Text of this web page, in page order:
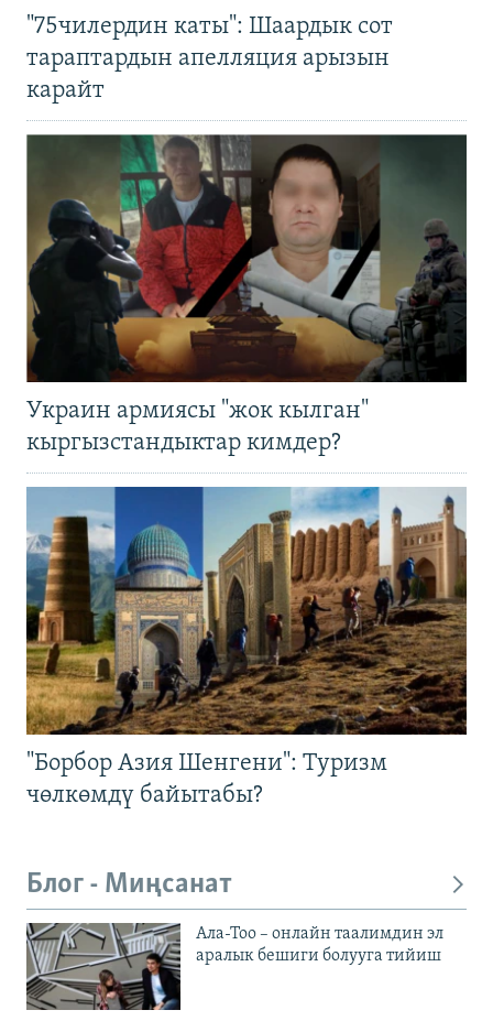
"75чилердин каты": Шаардык сот
тараптардын апелляция арызын
карайт
Украин армиясы "жок кылган"
кыргызстандыктар кимдер?
"Борбор Азия Шенгени": Туризм
чөлкөмдү байытабы?
Блог - Миңсанат
Ала-Тоо – онлайн таалимдин эл
аралык бешиги болууга тийиш